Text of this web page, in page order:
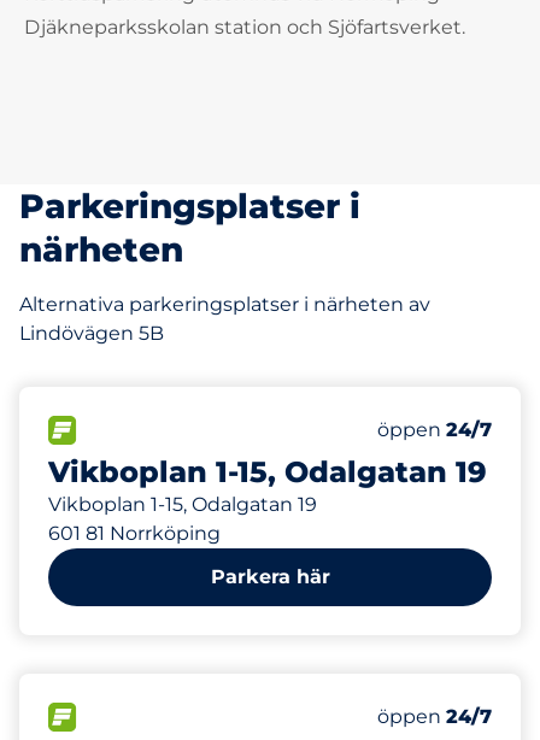
Djäkneparksskolan station och Sjöfartsverket.
Parkeringsplatser i
närheten
Alternativa parkeringsplatser i närheten av
Lindövägen 5B
Vikboplan 1-15, Odalgatan 19
Vikboplan 1-15, Odalgatan 19
601 81 Norrköping
Antal
Electric Car
Torsdag&nbsp
öppen 24/7
317 m
Parkera här
Antal
Totalt antal
Torsdag&nbsp
öppen 24/7
398 m